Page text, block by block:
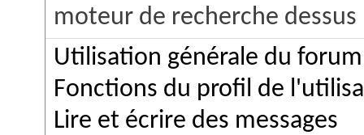
moteur de recherche
Utilisation générale du forum
Fonctions du profil de
Lire et écrire des messages